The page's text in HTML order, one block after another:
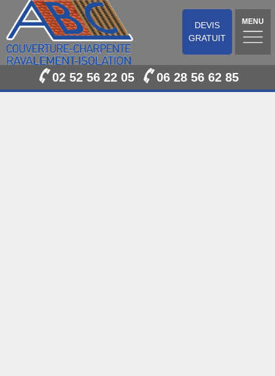
DEVIS
GRATUIT
MENU
02 52 56 22 05 06 28 56 62 85